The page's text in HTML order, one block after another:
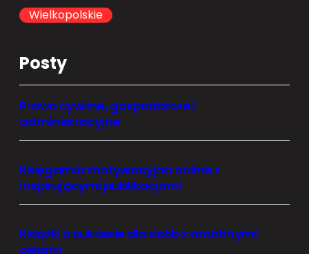
hWielkopolskie
Posty
Prawo cywilne, gospodarcze i
administracyjne
Księgarnia motywacyjna online z
inspirującymi publikacjami
Książki o sukcesie dla osób z ambitnymi
celami